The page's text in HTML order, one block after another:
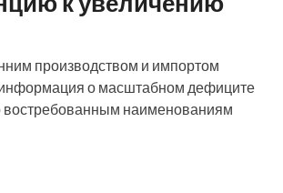
производством и импортом
о масштабном дефиците
востребованным наименованиям